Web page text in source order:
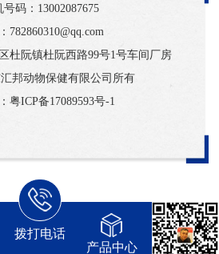
码： 13002087675
782860310@qq.com
杜阮镇杜阮西路99号1号车间厂房
邦动物保健有限公司所有
粤ICP备17089593号-1
拨打电话
产品中心
常见问题